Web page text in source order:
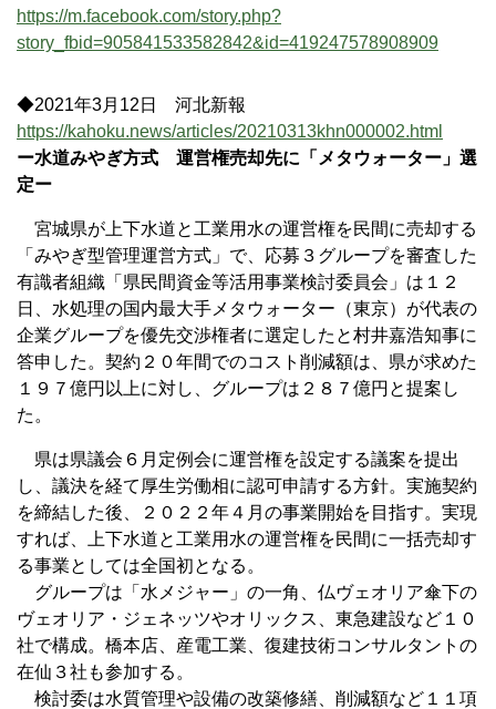
https://m.facebook.com/story.php?
story_fbid=905841533582842&id=419247578908909
◆2021年3月12日 河北新報
https://kahoku.news/articles/20210313khn000002.html
ー水道みやぎ方式 運営権売却先に「メタウォーター」選
定ー
宮城県が上下水道と工業用水の運営権を民間に売却する
「みやぎ型管理運営方式」で、応募３グループを審査した
有識者組織「県民間資金等活用事業検討委員会」は１２
日、水処理の国内最大手メタウォーター（東京）が代表の
企業グループを優先交渉権者に選定したと村井嘉浩知事に
答申した。契約２０年間でのコスト削減額は、県が求めた
１９７億円以上に対し、グループは２８７億円と提案し
た。
県は県議会６月定例会に運営権を設定する議案を提出
し、議決を経て厚生労働相に認可申請する方針。実施契約
を締結した後、２０２２年４月の事業開始を目指す。実現
すれば、上下水道と工業用水の運営権を民間に一括売却す
る事業としては全国初となる。
グループは「水メジャー」の一角、仏ヴェオリア傘下の
ヴェオリア・ジェネッツやオリックス、東急建設など１０
社で構成。橋本店、産電工業、復建技術コンサルタントの
在仙３社も参加する。
検討委は水質管理や設備の改築修繕、削減額など１１項